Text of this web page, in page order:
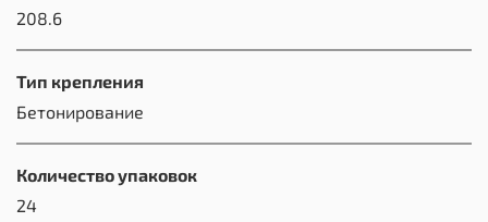
208.6
Тип крепления
Бетонирование
Количество упаковок
24